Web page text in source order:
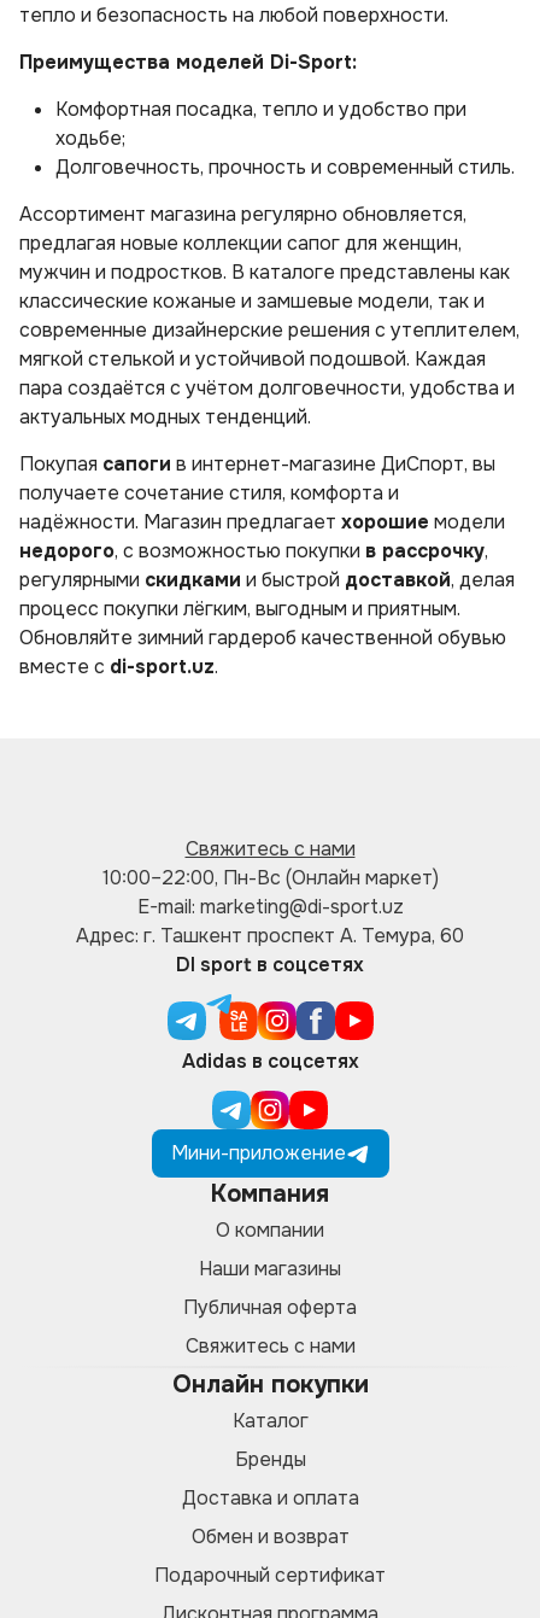
тепло и безопасность на любой поверхности.
Преимущества моделей Di-Sport:
Комфортная посадка, тепло и удобство при
ходьбе;
Долговечность, прочность и современный стиль.
Ассортимент магазина регулярно обновляется,
предлагая новые коллекции сапог для женщин,
мужчин и подростков. В каталоге представлены как
классические кожаные и замшевые модели, так и
современные дизайнерские решения с утеплителем,
мягкой стелькой и устойчивой подошвой. Каждая
пара создаётся с учётом долговечности, удобства и
актуальных модных тенденций.
Покупая сапоги в интернет-магазине ДиСпорт, вы
получаете сочетание стиля, комфорта и
надёжности. Магазин предлагает хорошие модели
недорого, с возможностью покупки в рассрочку,
регулярными скидками и быстрой доставкой, делая
процесс покупки лёгким, выгодным и приятным.
Обновляйте зимний гардероб качественной обувью
вместе с di-sport.uz.
Свяжитесь с нами
10:00–22:00, Пн-Вс (Онлайн маркет)
E-mail: marketing@di-sport.uz
Адрес: г. Ташкент проспект А. Темура, 60
DI sport в соцсетях
Adidas в соцсетях
Мини-приложение
Компания
О компании
Наши магазины
Публичная оферта
Свяжитесь с нами
Онлайн покупки
Каталог
Бренды
Доставка и оплата
Обмен и возврат
Подарочный сертификат